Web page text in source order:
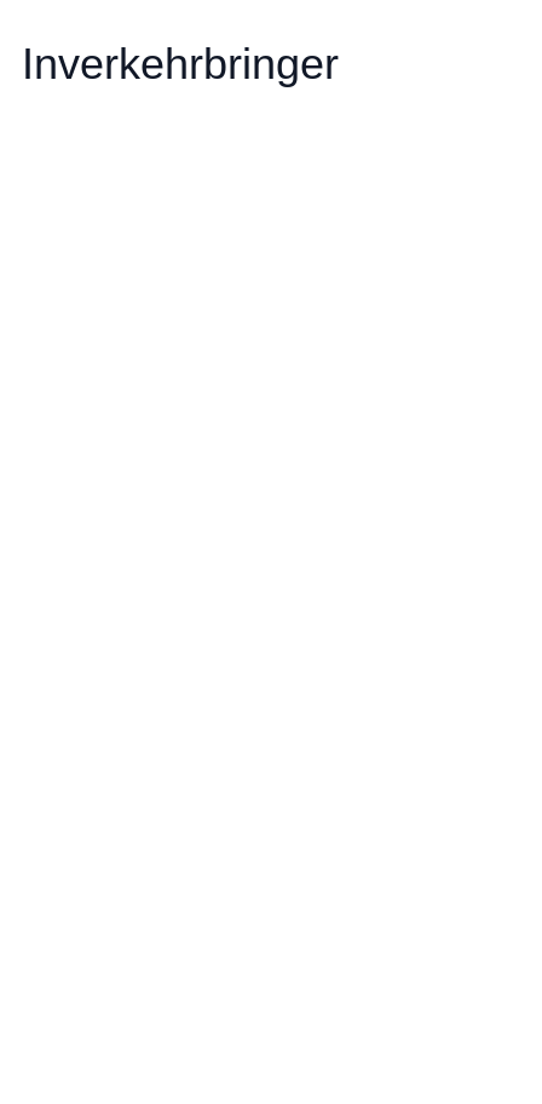
Inverkehrbringer